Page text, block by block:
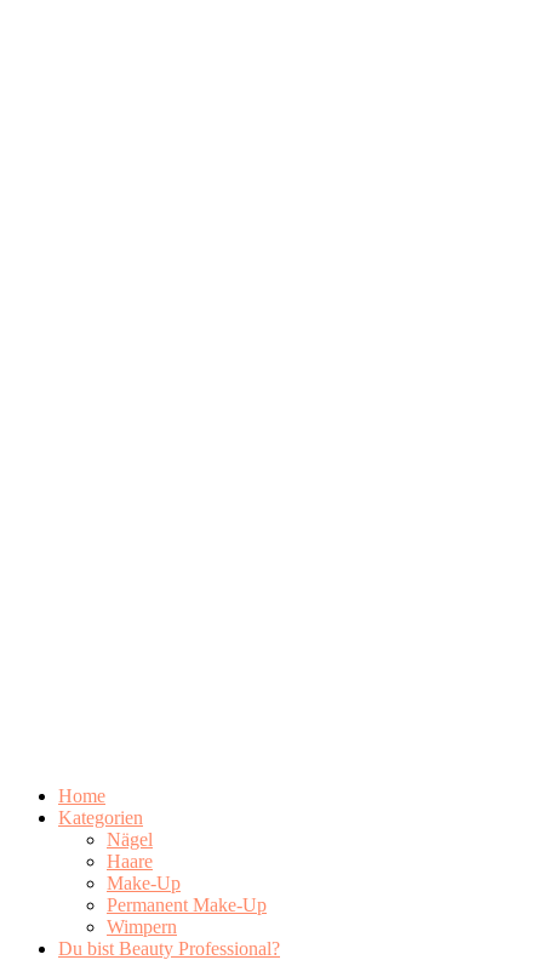
Home
Kategorien
Nägel
Haare
Make-Up
Permanent Make-Up
Wimpern
Du bist Beauty Professional?